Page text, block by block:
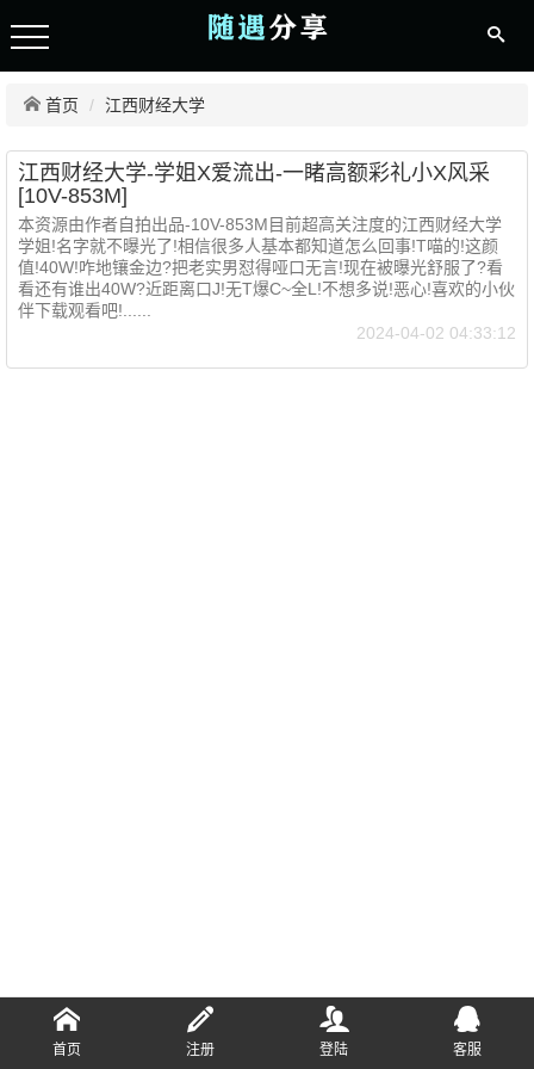
首页 江西财经大学
江西财经大学-学姐X爱流出-一睹高额彩礼小X风采
[10V-853M]
本资源由作者自拍出品-10V-853M目前超高关注度的江西财经大学
学姐!名字就不曝光了!相信很多人基本都知道怎么回事!T喵的!这颜
值!40W!咋地镶金边?把老实男怼得哑口无言!现在被曝光舒服了?看
看还有谁出40W?近距离口J!无T爆C~全L!不想多说!恶心!喜欢的小伙
伴下载观看吧!......
2024-04-02 04:33:12
首页 注册 登陆 客服